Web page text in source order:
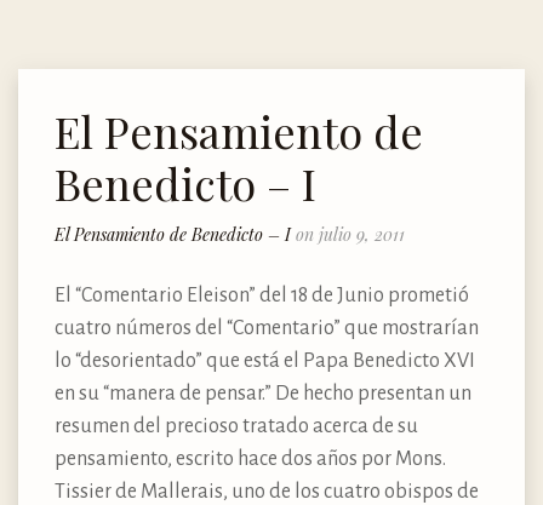
El Pensamiento de
Benedicto – I
El Pensamiento de Benedicto – Ion julio 9, 2011
El “Comentario Eleison” del 18 de Junio prometió
cuatro números del “Comentario” que mostrarían
lo “desorientado” que está el Papa Benedicto XVI
en su “manera de pensar.” De hecho presentan un
resumen del precioso tratado acerca de su
pensamiento, escrito hace dos años por Mons.
Tissier de Mallerais, uno de los cuatro obispos de